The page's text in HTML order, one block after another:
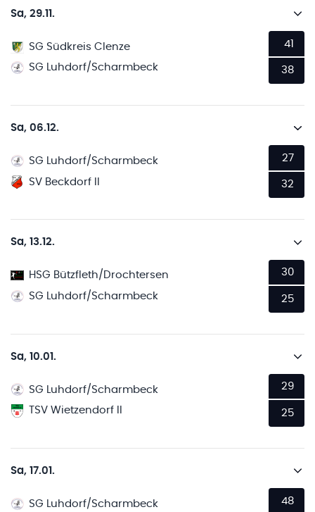
Sa, 29.11.
SG Südkreis Clenze
SG Luhdorf/Scharmbeck
41
38
Sa, 06.12.
SG Luhdorf/Scharmbeck
SV Beckdorf II
27
32
Sa, 13.12.
HSG Bützfleth/Drochtersen
SG Luhdorf/Scharmbeck
30
25
Sa, 10.01.
SG Luhdorf/Scharmbeck
TSV Wietzendorf II
29
25
Sa, 17.01.
SG Luhdorf/Scharmbeck 48